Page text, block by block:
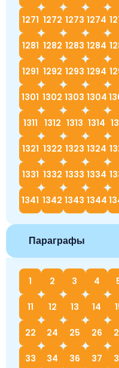
1271 1272 1273 1274
1281 1282 1283 1284
1291 1292 1293 1294
1301 1302 1303 1304
1311 1312 1313 1314
1321 1322 1323 1324
1331 1332 1333 1334
1341 1342 1343 1344
Параграфы
1 2 3 4
11 12 13 14
22 24 25 26
33 34 36 37